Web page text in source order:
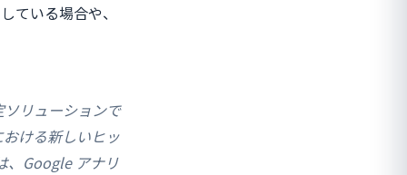
ている場合や、
リューションで
ける新しいヒッ
、Google アナリ